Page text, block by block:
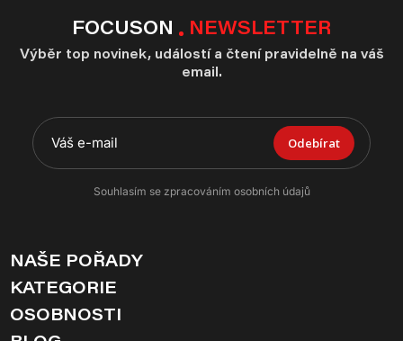
FOCUSON NEWSLETTER
Výběr top novinek, událostí a čtení pravidelně na váš
email.
Odebírat
Souhlasím se zpracováním osobních údajů
NAŠE POŘADY
KATEGORIE
OSOBNOSTI